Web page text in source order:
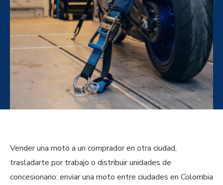
Vender una moto a un comprador en otra ciudad,
trasladarte por trabajo o distribuir unidades de
concesionario: enviar una moto entre ciudades en Colombia